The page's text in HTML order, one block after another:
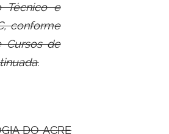
Técnico e
conforme
Cursos de
DO ACRE